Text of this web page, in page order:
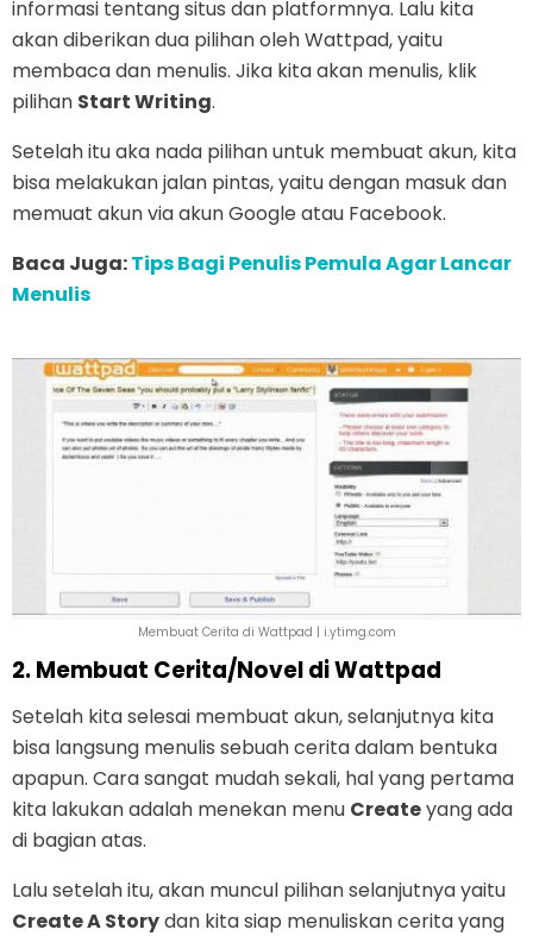
informasi tentang situs dan platformnya. Lalu kita
akan diberikan dua pilihan oleh Wattpad, yaitu
membaca dan menulis. Jika kita akan menulis, klik
pilihan Start Writing.
Setelah itu aka nada pilihan untuk membuat akun, kita
bisa melakukan jalan pintas, yaitu dengan masuk dan
memuat akun via akun Google atau Facebook.
Baca Juga:Tips Bagi Penulis Pemula Agar Lancar
Menulis
Membuat Cerita di Wattpad | i.ytimg.com
2. Membuat Cerita/Novel di Wattpad
Setelah kita selesai membuat akun, selanjutnya kita
bisa langsung menulis sebuah cerita dalam bentuka
apapun. Cara sangat mudah sekali, hal yang pertama
kita lakukan adalah menekan menu Createyang ada
di bagian atas.
Lalu setelah itu, akan muncul pilihan selanjutnya yaitu
Create A Storydan kita siap menuliskan cerita yang